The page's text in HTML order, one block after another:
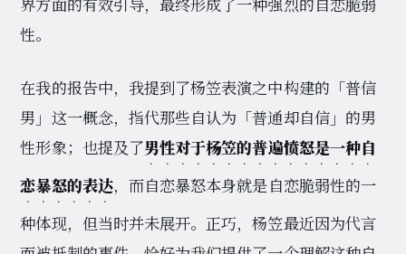
性。
在我的报告中，我提到了杨笠表演之中构建的「普信
男」这一概念，指代那些自认为「普通却自信」的男
性形象；也提及了男性对于杨笠的普遍愤怒是一种自
恋暴怒的表达，而自恋暴怒本身就是自恋脆弱性的一
种体现，但当时并未展开。正巧，杨笠最近因为代言